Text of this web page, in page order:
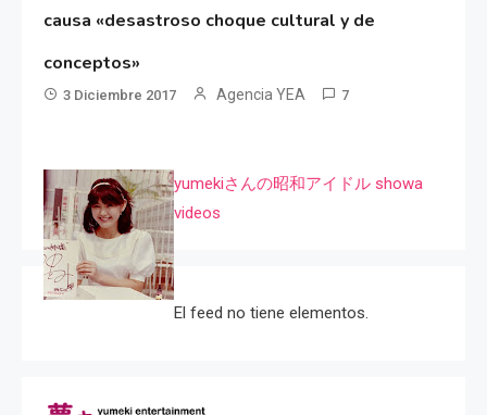
causa «desastroso choque cultural y de
conceptos»
3 Diciembre 2017 Agencia YEA 7
yumekiさんの昭和アイドル showa
videos
El feed no tiene elementos.